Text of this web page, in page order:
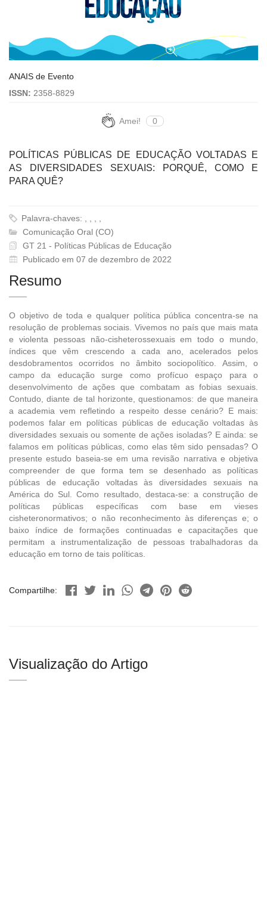
ANAIS de Evento
ISSN: 2358-8829
Amei! 0
POLÍTICAS PÚBLICAS DE EDUCAÇÃO VOLTADAS E
AS DIVERSIDADES SEXUAIS: PORQUÊ, COMO E
PARA QUÊ?
Palavra-chaves: , , , ,
Comunicação Oral (CO)
GT 21 - Políticas Públicas de Educação
Publicado em 07 de dezembro de 2022
Resumo
O objetivo de toda e qualquer política pública concentra-se na
resolução de problemas sociais. Vivemos no país que mais mata
e violenta pessoas não-cisheterossexuais em todo o mundo,
índices que vêm crescendo a cada ano, acelerados pelos
desdobramentos ocorridos no âmbito sociopolítico. Assim, o
campo da educação surge como profícuo espaço para o
desenvolvimento de ações que combatam as fobias sexuais.
Contudo, diante de tal horizonte, questionamos: de que maneira
a academia vem refletindo a respeito desse cenário? E mais:
podemos falar em políticas públicas de educação voltadas às
diversidades sexuais ou somente de ações isoladas? E ainda: se
falamos em políticas públicas, como elas têm sido pensadas? O
presente estudo baseia-se em uma revisão narrativa e objetiva
compreender de que forma tem se desenhado as políticas
públicas de educação voltadas às diversidades sexuais na
América do Sul. Como resultado, destaca-se: a construção de
políticas públicas específicas com base em vieses
cisheteronormativos; o não reconhecimento às diferenças e; o
baixo índice de formações continuadas e capacitações que
permitam a instrumentalização de pessoas trabalhadoras da
educação em torno de tais políticas.
Compartilhe:
Visualização do Artigo